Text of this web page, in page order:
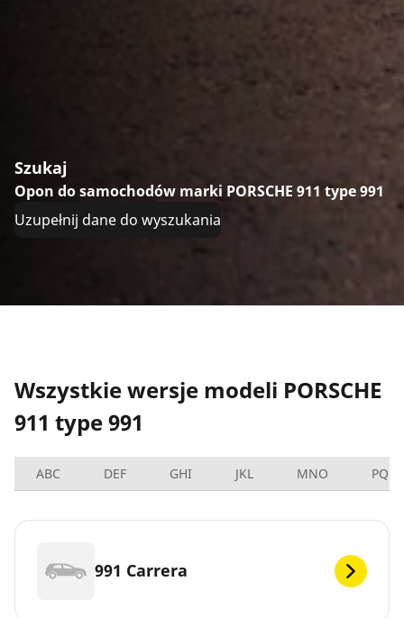
Szukaj
Opon do samochodów marki PORSCHE 911 type 991
Uzupełnij dane do wyszukania
Wszystkie wersje modeli PORSCHE
911 type 991
ABC DEF GHI JKL MNO PQRS
991 Carrera